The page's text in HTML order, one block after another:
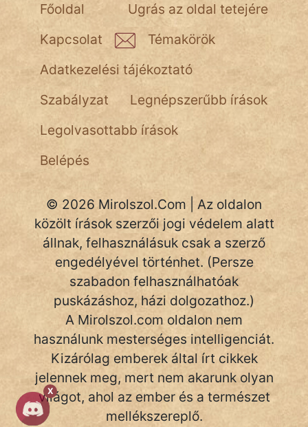
X
Láron Ádám
mikkamakka
vörös ördög
nagyöreg
NapHold
Név nélkül
pszichopati
szegény legény
Hoffer Botond
szemfüles
Ugrás az oldal tetejére
Főoldal
Kapcsolat
Témakörök
Adatkezelési tájékoztató
Szabályzat
Legnépszerűbb írások
Legolvasottabb írások
Belépés
© 2026 Mirolszol.Com | Az oldalon
közölt írások szerzői jogi védelem alatt
állnak, felhasználásuk csak a szerző
engedélyével történhet. (Persze
szabadon felhasználhatóak
puskázáshoz, házi dolgozathoz.)
A Mirolszol.com oldalon nem
használunk mesterséges intelligenciát.
Kizárólag emberek által írt cikkek
jelennek meg, mert nem akarunk olyan
világot, ahol az ember és a természet
mellékszereplő.